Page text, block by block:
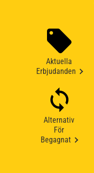
Aktuella
Erbjudanden
Alternativ
För
Begagnat